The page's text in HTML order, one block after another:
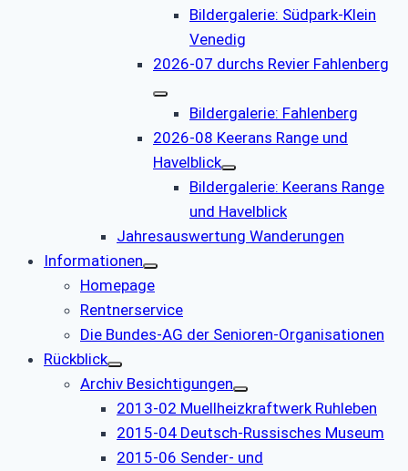
Bildergalerie: Südpark-Klein
Venedig
2026-07 durchs Revier Fahlenberg
Bildergalerie: Fahlenberg
2026-08 Keerans Range und
Havelblick
Bildergalerie: Keerans Range
und Havelblick
Jahresauswertung Wanderungen
Informationen
Homepage
Rentnerservice
Die Bundes-AG der Senioren-Organisationen
Rückblick
Archiv Besichtigungen
2013-02 Muellheizkraftwerk Ruhleben
2015-04 Deutsch-Russisches Museum
2015-06 Sender- und